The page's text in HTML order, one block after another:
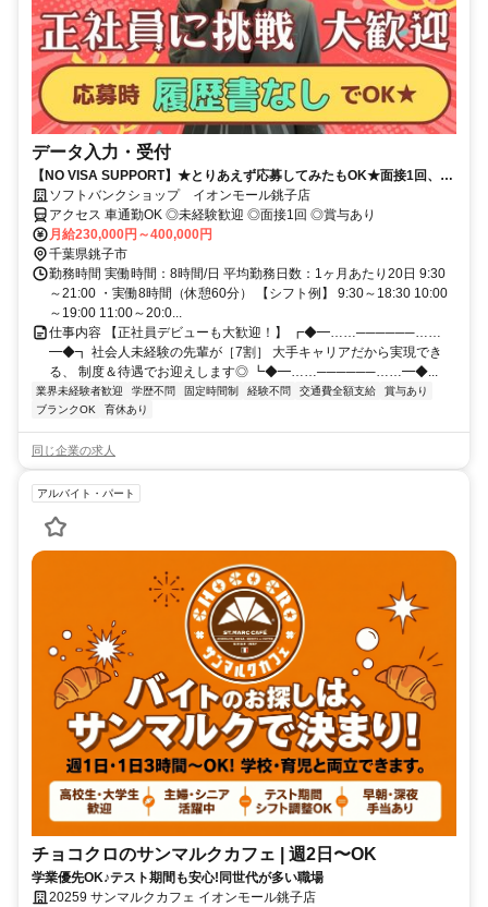
データ入力・受付
【NO VISA SUPPORT】★とりあえず応募してみたもOK★面接1回、最
短1週間で内定可！正社員デビューにオススメ★
ソフトバンクショップ イオンモール銚子店
アクセス 車通勤OK ◎未経験歓迎 ◎面接1回 ◎賞与あり
月給230,000円～400,000円
千葉県銚子市
勤務時間 実働時間：8時間/日 平均勤務日数：1ヶ月あたり20日 9:30
～21:00 ・実働8時間（休憩60分） 【シフト例】 9:30～18:30 10:00
～19:00 11:00～20:0...
仕事内容 【正社員デビューも大歓迎！】 ┏◆━……──────……
━◆┓ 社会人未経験の先輩が［7割］ 大手キャリアだから実現でき
る、 制度＆待遇でお迎えします◎ ┗◆━……──────……━◆...
業界未経験者歓迎 学歴不問 固定時間制 経験不問 交通費全額支給
賞与あり
ブランクOK
育休あり
同じ企業の求人
アルバイト・パート
チョコクロのサンマルクカフェ | 週2日〜OK
学業優先OK♪テスト期間も安心!同世代が多い職場
20259 サンマルクカフェ イオンモール銚子店